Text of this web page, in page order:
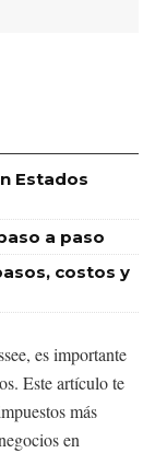
Estados
a paso
costos y
es importante
Este artículo te
más
en